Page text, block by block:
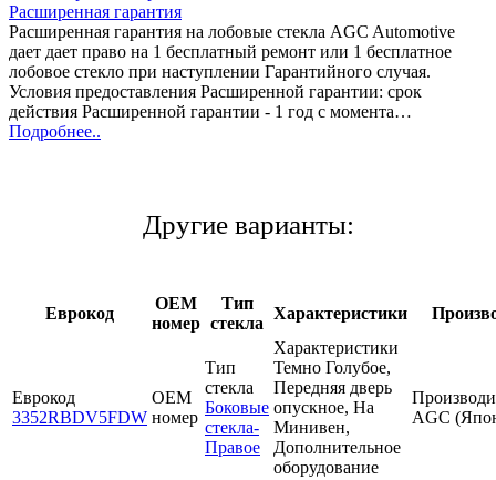
Расширенная гарантия
Расширенная гарантия на лобовые стекла AGC Automotive
дает дает право на 1 бесплатный ремонт или 1 бесплатное
лобовое стекло при наступлении Гарантийного случая.
Условия предоставления Расширенной гарантии: срок
действия Расширенной гарантии - 1 год с момента…
Подробнее..
Другие варианты:
Еврокод
OEM
номер
Тип
стекла
Характеристики
Еврокод
3352RBDV5FDW
OEM
номер
Тип
стекла
Боковые
стекла-
Правое
Характеристики
Темно Голубое,
Передняя дверь
опускное, На
Минивен,
Дополнительное
оборудование
AGC